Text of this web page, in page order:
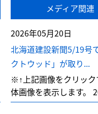
メディア関連
2026年05月20日
北海道建設新聞5/19号
クトウッド」が取り...
※↑上記画像をクリッ
体画像を表示します。